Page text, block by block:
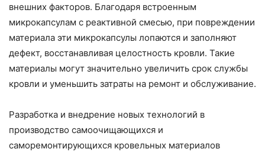
внешних факторов. Благодаря встроенным
микрокапсулам с реактивной смесью, при повреждении
материала эти микрокапсулы лопаются и заполняют
дефект, восстанавливая целостность кровли. Такие
материалы могут значительно увеличить срок службы
кровли и уменьшить затраты на ремонт и обслуживание.
Разработка и внедрение новых технологий в
производство самоочищающихся и
саморемонтирующихся кровельных материалов